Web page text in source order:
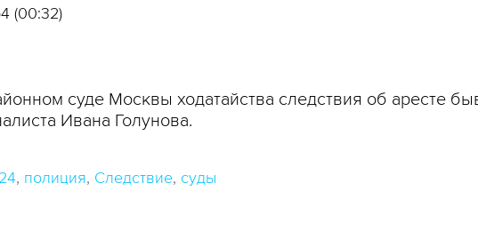
(00:32)
суде Москвы ходатайства следствия об аресте
Ивана Голунова.
полиция Следствие суды